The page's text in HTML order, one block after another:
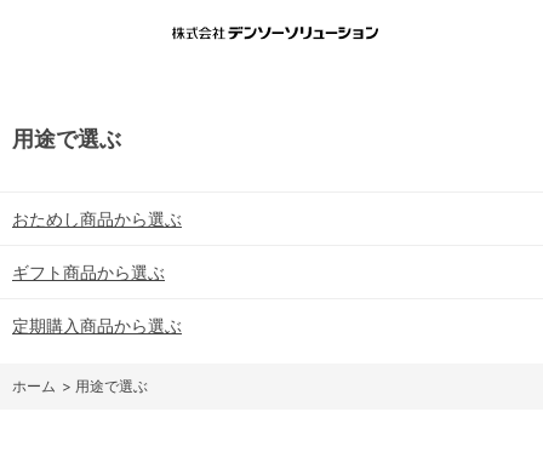
用途で選ぶ
おためし商品から選ぶ
ギフト商品から選ぶ
定期購入商品から選ぶ
ホーム > 用途で選ぶ